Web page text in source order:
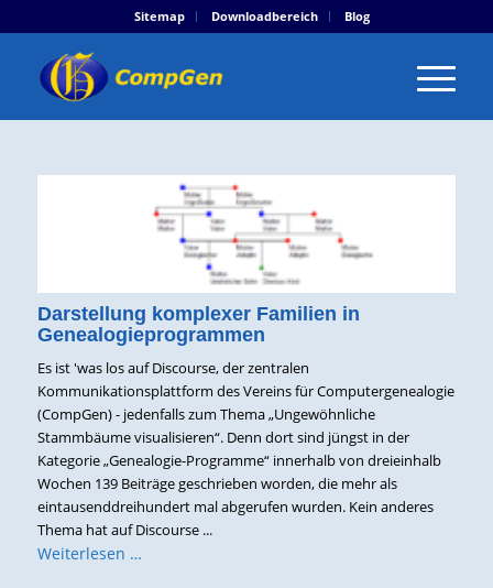
Sitemap Downloadbereich Blog
Darstellung komplexer Familien in
Genealogieprogrammen
Es ist 'was los auf Discourse, der zentralen
Kommunikationsplattform des Vereins für Computergenealogie
(CompGen) - jedenfalls zum Thema „Ungewöhnliche
Stammbäume visualisieren“. Denn dort sind jüngst in der
Kategorie „Genealogie-Programme“ innerhalb von dreieinhalb
Wochen 139 Beiträge geschrieben worden, die mehr als
eintausenddreihundert mal abgerufen wurden. Kein anderes
Thema hat auf Discourse ...
Weiterlesen …